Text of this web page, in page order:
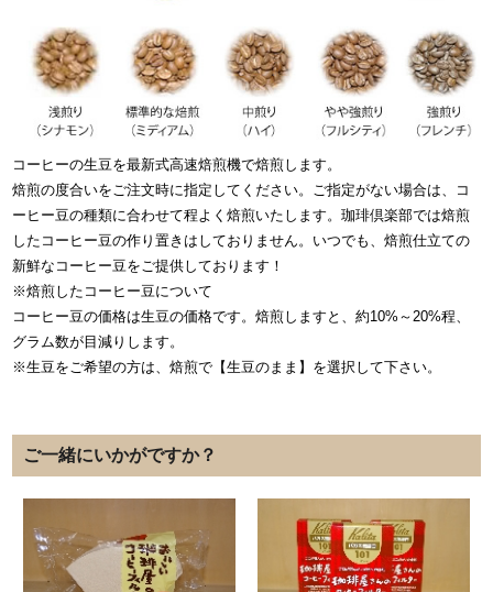
コーヒーの生豆を最新式高速焙煎機で焙煎します。
焙煎の度合いをご注文時に指定してください。ご指定がない場合は、コ
ーヒー豆の種類に合わせて程よく焙煎いたします。珈琲倶楽部では焙煎
したコーヒー豆の作り置きはしておりません。いつでも、焙煎仕立ての
新鮮なコーヒー豆をご提供しております！
※焙煎したコーヒー豆について
コーヒー豆の価格は生豆の価格です。焙煎しますと、約10%～20%程、
グラム数が目減りします。
※生豆をご希望の方は、焙煎で【生豆のまま】を選択して下さい。
ご一緒にいかがですか？